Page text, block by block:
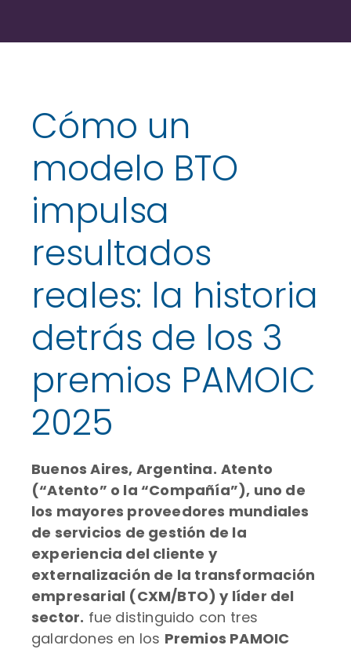
Cómo un
modelo BTO
impulsa
resultados
reales: la historia
detrás de los 3
premios PAMOIC
2025
Buenos Aires, Argentina. Atento
(“Atento” o la “Compañía”), uno de
los mayores proveedores mundiales
de servicios de gestión de la
experiencia del cliente y
externalización de la transformación
empresarial (CXM/BTO) y líder del
sector. fue distinguido con tres
galardones en los Premios PAMOIC